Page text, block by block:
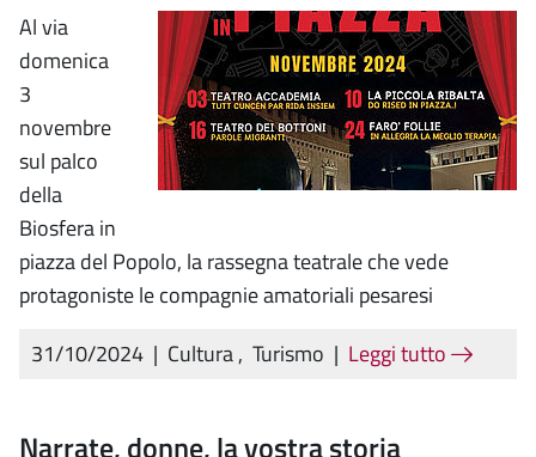
Al via
domenica
3
novembre
sul palco
della
Biosfera in
piazza del Popolo, la rassegna teatrale che vede
protagoniste le compagnie amatoriali pesaresi
31/10/2024 | Cultura, Turismo | Leggi tutto
Narrate, donne, la vostra storia